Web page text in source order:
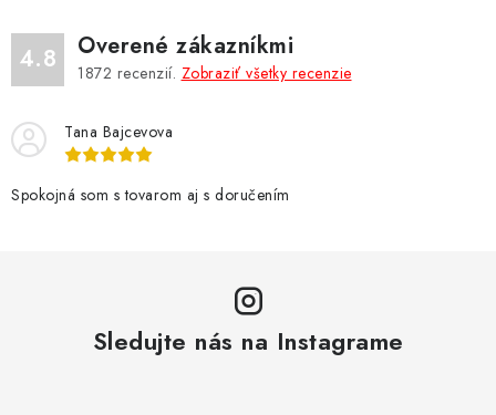
v
k
y
v
ý
p
i
4.8 Overené zákazníkmi
1872 recenzií. Zobraziť všetky recenzie
Tana Bajcevova
Spokojná som s tovarom aj s doručením
Sledujte nás na Instagrame